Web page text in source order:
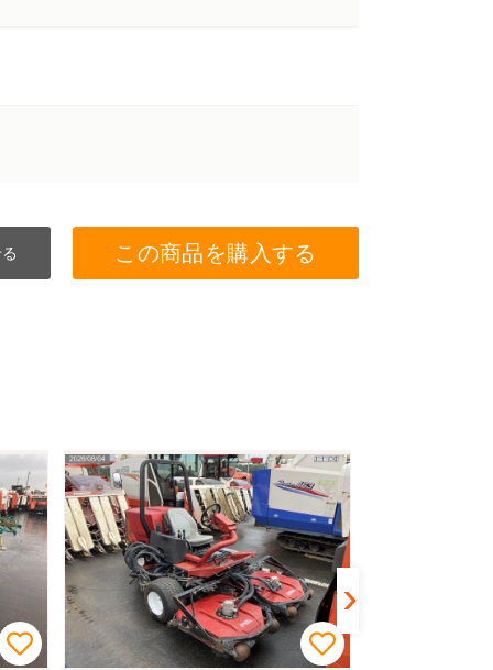
この商品を購入する